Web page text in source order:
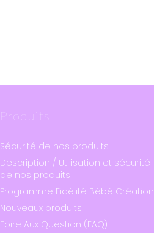
Produits
Sécurité de nos produits
Description / Utilisation et sécurité
de nos produits
Programme Fidélité Bébé Création
Nouveaux produits
Foire Aux Question (FAQ)